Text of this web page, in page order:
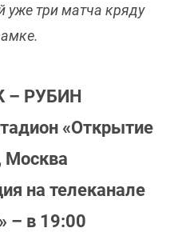
уже три матча кряду
– РУБИН
«Открытие
Москва
на телеканале
– в 19:00